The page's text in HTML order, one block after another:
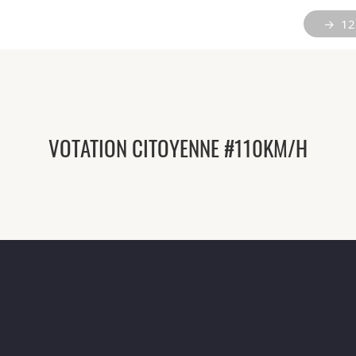
→ 12
VOTATION CITOYENNE #110KM/H